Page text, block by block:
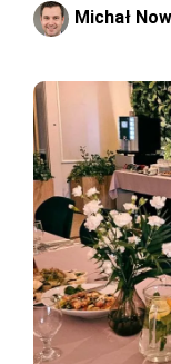
Michał